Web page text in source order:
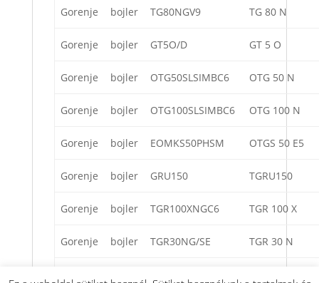
Gorenje bojler TG80NGV9 TG 80 N
Gorenje bojler GT5O/D GT 5 O
Gorenje bojler OTG50SLSIMBC6 OTG 50 N
Gorenje bojler OTG100SLSIMBC6 OTG 100 N
Gorenje bojler EOMKS50PHSM OTGS 50 E5
Gorenje bojler GRU150 TGRU150
Gorenje bojler TGR100XNGC6 TGR 100 X
Gorenje bojler TGR30NG/SE TGR 30 N